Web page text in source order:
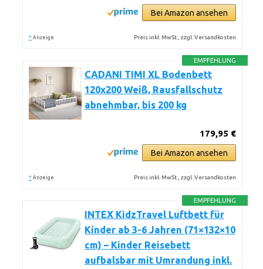
Bei Amazon ansehen
* Anzeige Preis inkl. MwSt., zzgl. Versandkosten
EMPFEHLUNG
CADANI TIMI XL Bodenbett
120x200 Weiß, Rausfallschutz
abnehmbar, bis 200 kg
179,95 €
Bei Amazon ansehen
* Anzeige Preis inkl. MwSt., zzgl. Versandkosten
EMPFEHLUNG
INTEX KidzTravel Luftbett für
Kinder ab 3-6 Jahren (71×132×10
cm) – Kinder Reisebett
aufbalsbar mit Umrandung inkl.